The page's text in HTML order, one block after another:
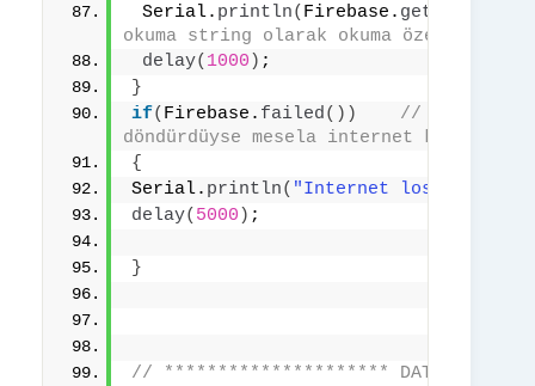
Serial. println( Firebase. getString
okuma string olarak okuma
delay( 1000 ) ;
}
if( Firebase. failed())
//   firebase
döndürdüyse mesela internet
{
Serial. println( "Internet lost"
delay( 5000 ) ;
}
// ********************* DATA